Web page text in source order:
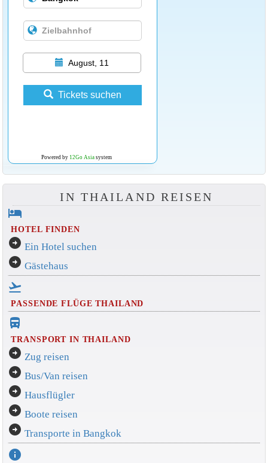
August, 11
Tickets suchen
Powered by 12Go Asiasystem
IN THAILAND REISEN
hotel
HOTEL FINDEN
arrow_circle_right Ein Hotel suchen
arrow_circle_right Gästehaus
flight_takeoff
PASSENDE FLÜGE THAILAND
directions_bus_filled
TRANSPORT IN THAILAND
arrow_circle_right Zug reisen
arrow_circle_right Bus/Van reisen
arrow_circle_right Hausflügler
arrow_circle_right Boote reisen
arrow_circle_right Transporte in Bangkok
info